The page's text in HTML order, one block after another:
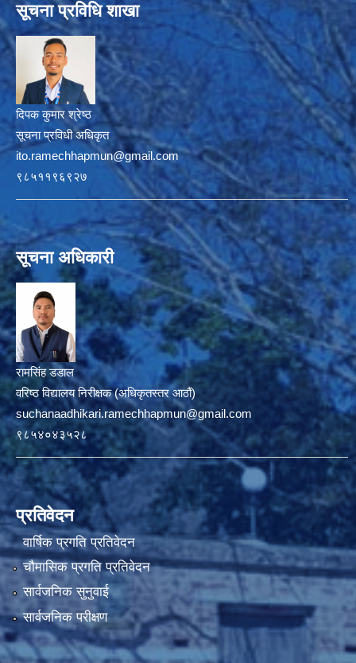
सूचना प्रविधि शाखा
दिपक कुमार श्रेष्ठ
सूचना प्रविधी अधिकृत
ito.ramechhapmun@gmail.com
९८५११९६९२७
सूचना अधिकारी
रामसिंह डडाल
वरिष्ठ विद्यालय निरीक्षक (अधिकृतस्तर आठौं)
suchanaadhikari.ramechhapmun@gmail.com
९८५४०४३५२८
प्रतिवेदन
वार्षिक प्रगति प्रतिवेदन
चौमासिक प्रगति प्रतिवेदन
सार्वजनिक सुनुवाई
सार्वजनिक परीक्षण